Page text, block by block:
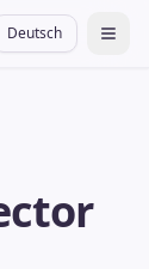
Deutsch 切换